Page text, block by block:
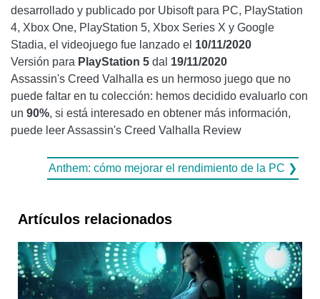
desarrollado y publicado por Ubisoft para PC, PlayStation
4, Xbox One, PlayStation 5, Xbox Series X y Google
Stadia, el videojuego fue lanzado el 10/11/2020
Versión para PlayStation 5 dal 19/11/2020
Assassin's Creed Valhalla es un hermoso juego que no
puede faltar en tu colección: hemos decidido evaluarlo con
un 90%, si está interesado en obtener más información,
puede leer Assassin's Creed Valhalla Review
Anthem: cómo mejorar el rendimiento de la PC ❯
Artículos relacionados